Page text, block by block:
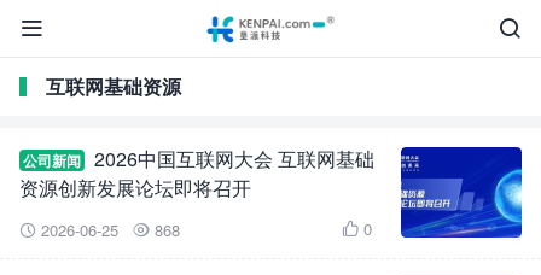


互联网基础资源
公司新闻
2026中国互联网大会 互联网基础
资源创新发展论坛即将召开
 2026-06-25  868  0